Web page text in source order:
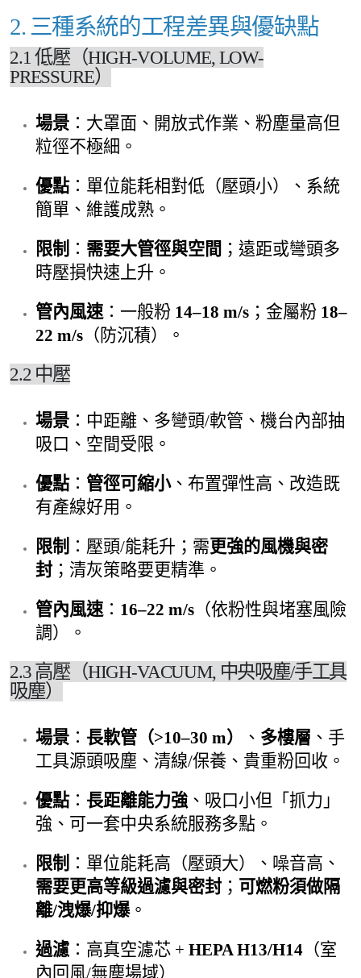
2. 三種系統的工程差異與優缺點
2.1 低壓（HIGH-VOLUME, LOW-
PRESSURE）
場景 ：大罩面、開放式作業、粉塵量高但
粒徑不極細。
優點：單位能耗相對低（壓頭小）、系統
簡單、維護成熟。
限制 ： 需要大管徑與空間 ；遠距或彎頭多
時壓損快速上升。
管內風速 ：一般粉 14–18 m/s ；金屬粉 18–
22 m/s （防沉積）。
2.2 中壓
場景 ：中距離、多彎頭/軟管、機台內部抽
吸口、空間受限。
優點： 管徑可縮小、布置彈性高、改造既
有產線好用。
限制 ：壓頭/能耗升；需更強的風機與密
封 ；清灰策略要更精準。
管內風速 ： 16–22 m/s （依粉性與堵塞風險
調）。
2.3 高壓（HIGH-VACUUM, 中央吸塵/手工具
吸塵）
場景 ： 長軟管（>10–30 m） 、 多樓層 、手
工具源頭吸塵、清線/保養、貴重粉回收。
優點： 長距離能力強 、吸口小但「抓力」
強、可一套中央系統服務多點。
限制 ：單位能耗高（壓頭大）、噪音高、
需要更高等級過濾與密封 ； 可燃粉須做隔
離/洩爆/抑爆。
過濾 ：高真空濾芯 + HEPA H13/H14 （室
內回風/無塵場域）